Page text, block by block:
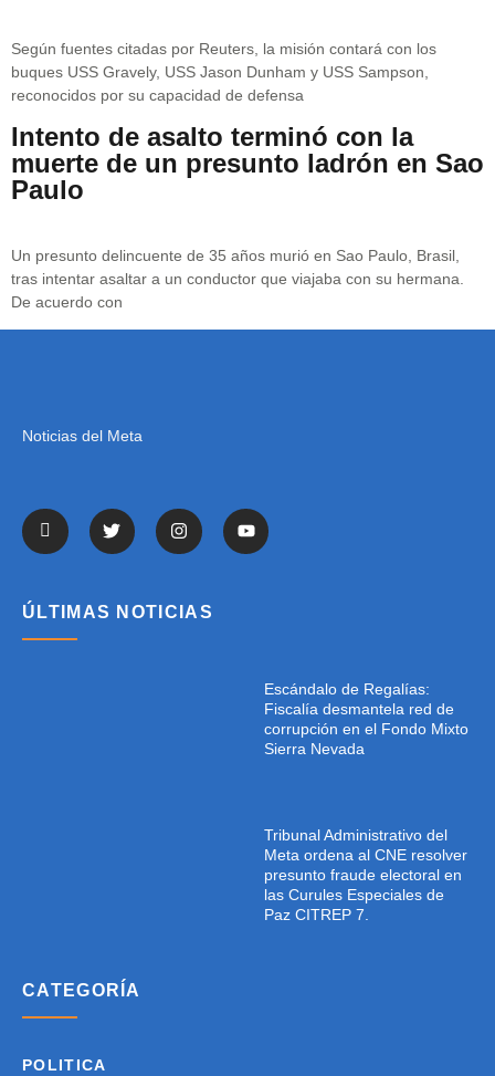
Según fuentes citadas por Reuters, la misión contará con los
buques USS Gravely, USS Jason Dunham y USS Sampson,
reconocidos por su capacidad de defensa
Intento de asalto terminó con la
muerte de un presunto ladrón en Sao
Paulo
Un presunto delincuente de 35 años murió en Sao Paulo, Brasil,
tras intentar asaltar a un conductor que viajaba con su hermana.
De acuerdo con
Noticias del Meta
ÚLTIMAS NOTICIAS
Escándalo de Regalías:
Fiscalía desmantela red de
corrupción en el Fondo Mixto
Sierra Nevada
Tribunal Administrativo del
Meta ordena al CNE resolver
presunto fraude electoral en
las Curules Especiales de
Paz CITREP 7.
CATEGORÍA
POLITICA